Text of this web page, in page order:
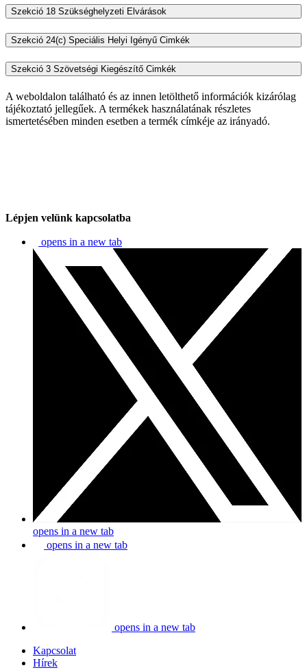
Szekció 18 Szükséghelyzeti Elvárások
Szekció 24(c) Speciális Helyi Igényű Cimkék
Szekció 3 Szövetségi Kiegészítő Cimkék
A weboldalon található és az innen letölthető információk kizárólag
tájékoztató jellegűek. A termékek használatának részletes
ismertetésében minden esetben a termék címkéje az irányadó.
Lépjen velünk kapcsolatba
opens in a new tab
opens in a new tab
opens in a new tab
opens in a new tab
Kapcsolat
Hírek